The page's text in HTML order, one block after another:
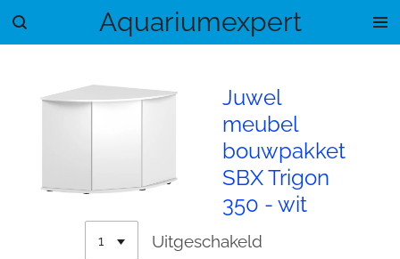
Ga
hoofdinhoud
Aquariumexpert
Juwel
meubel
bouwpakket
SBX Trigon
350 - wit
Uitgeschakeld